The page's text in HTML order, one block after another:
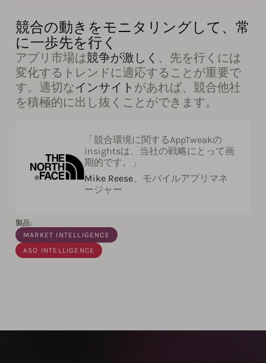
競合の動きをモニタリングして、常
に一歩先を行く
アプリ市場は競争が激しく 、先を行くには
変化するトレンドに適応することが重要で
す。適切なインサイト があれば、競合他社
を積極的に出し抜くことができます。
「競合環境に関するAppTweakの
insightsは、当社の戦略にとって画
期的です。」
Mike Reese 、モバイルアプリマネ
ージャー
製品:
MARKET INTELLIGENCE
ASO INTELLIGENCE